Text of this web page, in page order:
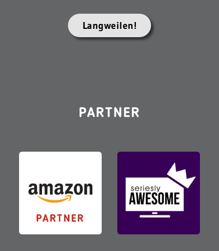
Langweilen!
PARTNER